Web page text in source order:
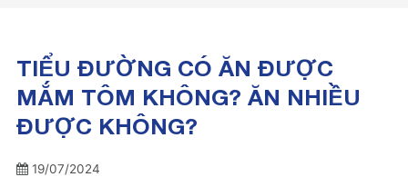
TIỂU ĐƯỜNG CÓ ĂN ĐƯỢC
MẮM TÔM KHÔNG? ĂN NHIỀU
ĐƯỢC KHÔNG?
19/07/2024